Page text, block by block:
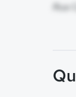
Rua